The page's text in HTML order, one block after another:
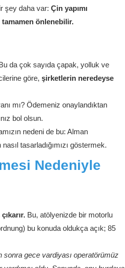
şey daha var: Çin yapımı
önlenebilir.
da çok sayıda çapak, yolluk ve
göre, şirketlerin neredeyse
mı? Ödemeniz onaylandıktan
bol olsun.
nedeni de bu: Alman
tasarladığımızı göstermek.
Nedeniyle
Bu, atölyenizde bir motorlu
bu konuda oldukça açık; 85
sonra gece vardiyası operatörümüz